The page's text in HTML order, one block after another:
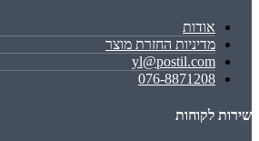
אודות
מדיניות החזרת מוצר
yl@postil.com
076-8871208
שירות לקוחות